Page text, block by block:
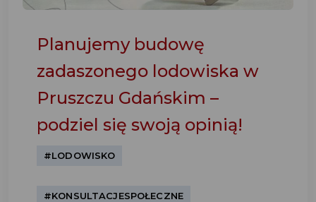
Planujemy budowę
zadaszonego lodowiska w
Pruszczu Gdańskim –
podziel się swoją opinią!
#LODOWISKO
#KONSULTACJESPOŁECZNE